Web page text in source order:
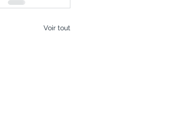
Voir tout